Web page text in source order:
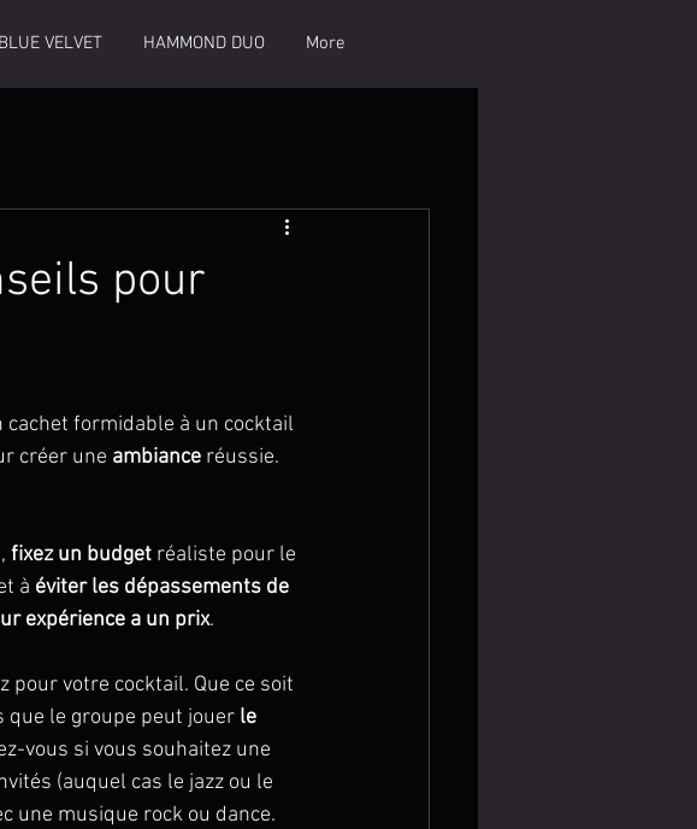
BLUE VELVET HAMMOND DUO More
pour
formidable à un cocktail
créer une ambiance réussie.
fixez un budget réaliste pour le
à éviter les dépassements de
expérience a un prix.
pour votre cocktail. Que ce soit
que le groupe peut jouer le
vous si vous souhaitez une
(auquel cas le jazz ou le
une musique rock ou dance.